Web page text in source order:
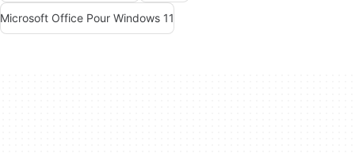
Microsoft Office Pour Windows 11